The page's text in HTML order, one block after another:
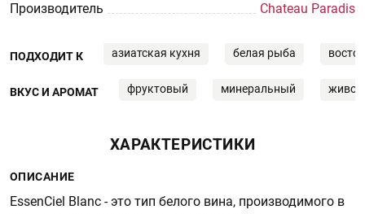
Производитель Chateau Paradis
ПОДХОДИТ К азиатская кухня белая рыба
ВКУС И АРОМАТ фруктовый минеральный живой
ХАРАКТЕРИСТИКИ
ОПИСАНИЕ
EssenCiel Blanc - это тип белого вина, производимого в